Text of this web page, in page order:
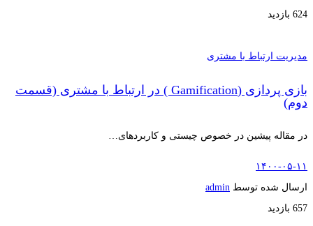
624 بازدید
مدیریت ارتباط با مشتری
بازی پردازی (Gamification ) در ارتباط با مشتری (قسمت
دوم)
در مقاله پیشین در خصوص چیستی و کاربردهای…
۱۴۰۰-۰۵-۱۱
ارسال شده توسط admin
657 بازدید